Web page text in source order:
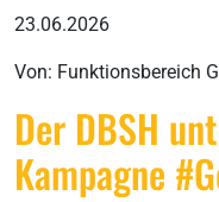
23.06.2026
Von: Funktionsbereich
Der DBSH
Kampagne